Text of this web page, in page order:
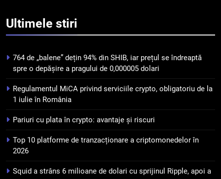
pierdut jumătate din aceștia
puțin de 24 de ore
6
Banii digitali și arhitectura
încrederii: O nouă viziune asupra
7
WhiteBIT și FC Barcelona
pentru a stimula implicarea
STIRI
Ultimele stiri
764 de „balene” dețin 94% din SHIB, iar prețul se îndreaptă
spre o depășire a pragului de 0,000005 dolari
Regulamentul MiCA privind serviciile crypto, obligatoriu de la
1 iulie în România
Pariuri cu plata în crypto: avantaje și riscuri
Top 10 platforme de tranzacționare a criptomonedelor în
2026
Squid a strâns 6 milioane de dolari cu sprijinul Ripple, apoi a